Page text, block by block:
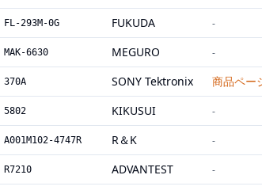
FL-293M-0G FUKUDA -
MAK-6630 MEGURO -
370A SONY Tektronix 商品ペー
5802 KIKUSUI -
A001M102-4747R R＆K -
R7210 ADVANTEST -